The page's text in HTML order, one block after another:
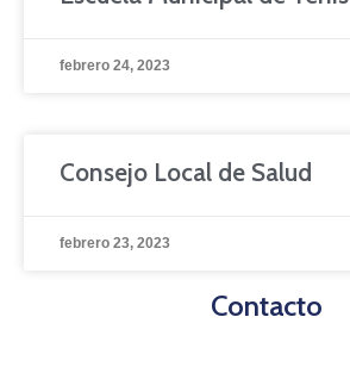
febrero 24, 2023
Consejo Local de Salud
febrero 23, 2023
Contacto